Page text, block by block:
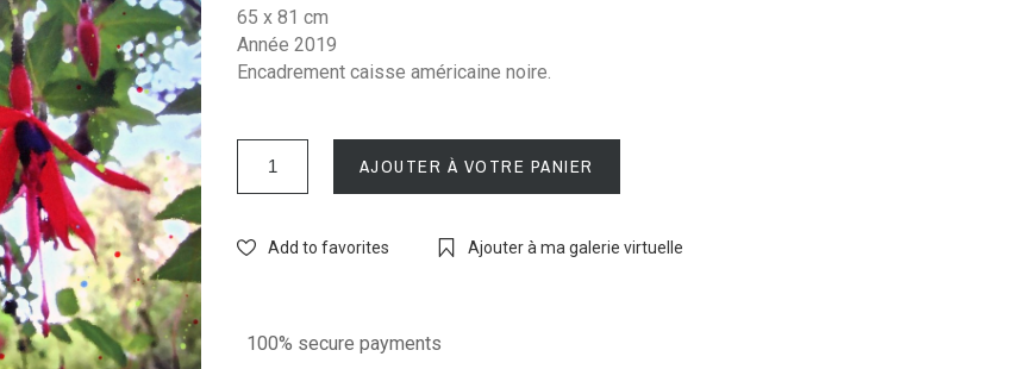
65 x 81 cm
Année 2019
Encadrement caisse américaine noire.
AJOUTER À VOTRE PANIER
Add to favorites Ajouter à ma galerie virtuelle
100% secure payments